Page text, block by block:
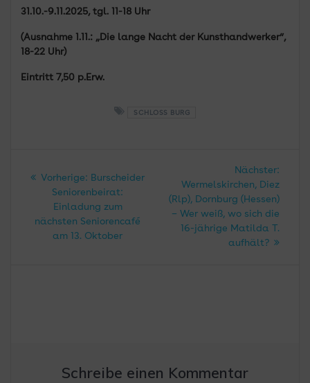
31.10.-9.11.2025, tgl. 11-18 Uhr
(Ausnahme 1.11.: „Die lange Nacht der Kunsthandwerker“,
18-22 Uhr)
Eintritt 7,50 p.Erw.
SCHLOSS BURG
Beitragsnavigation
Vorherige: Vorheriger
Beitrag:
Burscheider
Seniorenbeirat:
Einladung zum
nächsten Seniorencafé
am 13. Oktober
Nächster:
Wermelskirchen, Diez
(Rlp), Dornburg (Hessen)
– Wer weiß, wo sich die
16-jährige Matilda T.
aufhält?
Schreibe einen Kommentar